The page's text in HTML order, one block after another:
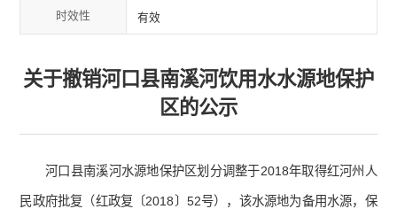
时效性 有效
关于撤销河口县南溪河饮用水水源地保护
区的公示
河口县南溪河水源地保护区划分调整于2018年取得红河州人
民政府批复（红政复〔2018〕52号），该水源地为备用水源，保